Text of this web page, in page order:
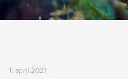
1. april 2021